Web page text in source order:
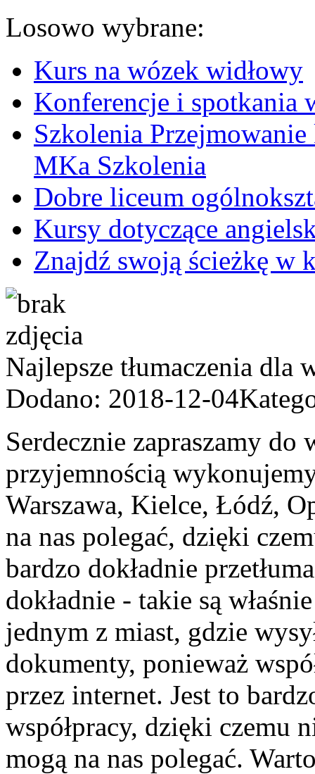
Losowo wybrane:
Kurs na wózek widłowy
Konferencje i spotkania
Szkolenia
MKa Szkolenia
Dobre liceum
Kursy dotyczące
Znajdź swoją ścieżkę w
Najlepsze tłumaczenia dla
Dodano: 2018-12-04
Serdecznie zapraszamy
przyjemnością
Warszawa, Kielce, Łódź,
na nas polegać, dzięki
bardzo dokładnie
dokładnie - takie są
jednym z miast, gdzie
dokumenty, ponieważ
przez internet. Jest to
współpracy, dzięki czemu
mogą na nas polegać.